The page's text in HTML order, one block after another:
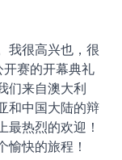
我很高兴也，很
赛的开幕典礼
们来自澳大利
和中国大陆的辩
最热烈的欢迎！
愉快的旅程！